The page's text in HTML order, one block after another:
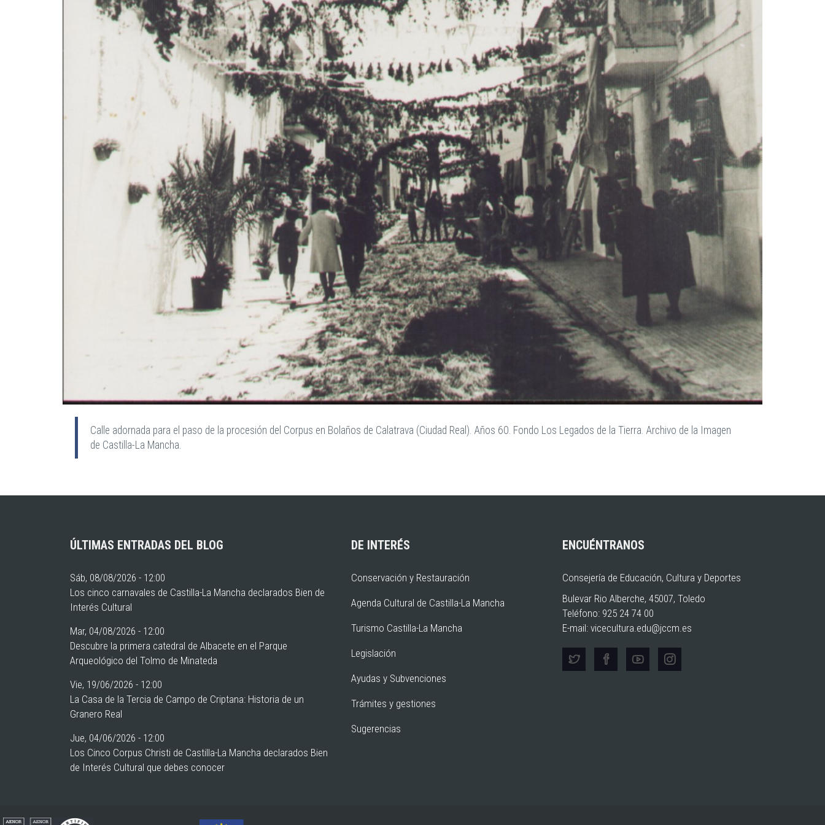
Calle adornada para el paso de la procesión del Corpus en Bolaños de Calatrava (Ciudad Real). Años 60. Fondo Los Legados de la Tierra. Archivo de la Imagen
de Castilla-La Mancha.
ÚLTIMAS ENTRADAS DEL BLOG
Sáb, 08/08/2026 - 12:00
Los cinco carnavales de Castilla-La Mancha declarados Bien de
Interés Cultural
Mar, 04/08/2026 - 12:00
Descubre la primera catedral de Albacete en el Parque
Arqueológico del Tolmo de Minateda
Vie, 19/06/2026 - 12:00
La Casa de la Tercia de Campo de Criptana: Historia de un
Granero Real
Jue, 04/06/2026 - 12:00
Los Cinco Corpus Christi de Castilla-La Mancha declarados Bien
de Interés Cultural que debes conocer
DE INTERÉS
Conservación y Restauración
Agenda Cultural de Castilla-La Mancha
Turismo Castilla-La Mancha
Legislación
Ayudas y Subvenciones
Trámites y gestiones
Sugerencias
ENCUÉNTRANOS
Consejería de Educación, Cultura y Deportes
Bulevar Rio Alberche, 45007, Toledo
Teléfono: 925 24 74 00
E-mail: vicecultura.edu@jccm.es